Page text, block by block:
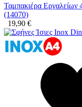
Ταμπακιέρα
(14070)
19,90 €